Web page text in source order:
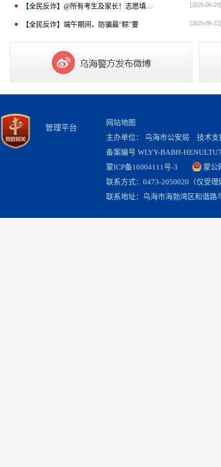
[2026-06-29
[2026-06-22
【全民反诈】端午期间，防骗最“粽”要
管理平台
网站地图
主办单位： 乌海市公安局 技术支
备案编号 WLYY-BABH-
蒙ICP备16004111号-3
蒙公
联系方式：0473-2050020（仅受
联系地址：乌海市海勃湾区和谐